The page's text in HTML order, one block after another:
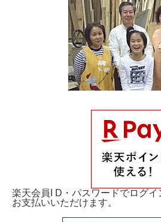
楽天会員I D・パスワードでログ
お支払いいただけます。